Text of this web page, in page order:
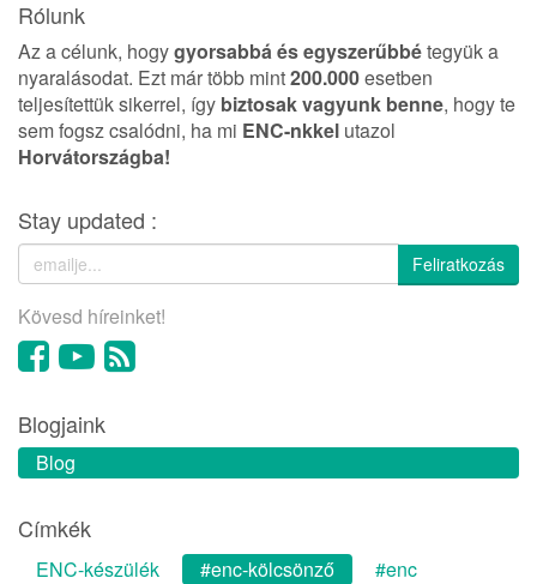
Rólunk
Az a célunk, hogygyorsabbá és egyszerűbbétegyük a
nyaralásodat. Ezt már több mint200.000esetben
teljesítettük sikerrel, így biztosak vagyunk benne, hogy te
sem fogsz csalódni, ha mi ENC-nkkel utazol
Horvátországba!
Stay updated :
Feliratkozás
Kövesd híreinket!
Blogjaink
Blog
Címkék
ENC-készülék #enc-kölcsönző
#enc